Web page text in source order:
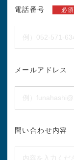
電話番号 必須
メールアドレス
問い合わせ内容